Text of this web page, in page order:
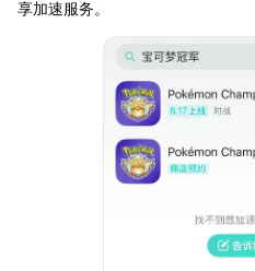
享加速服务。